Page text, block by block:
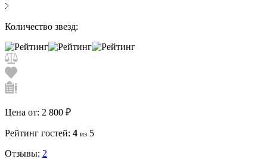
Количество звезд:
Цена от: 2 800 ₽
Рейтинг гостей: 4 из 5
Отзывы: 2